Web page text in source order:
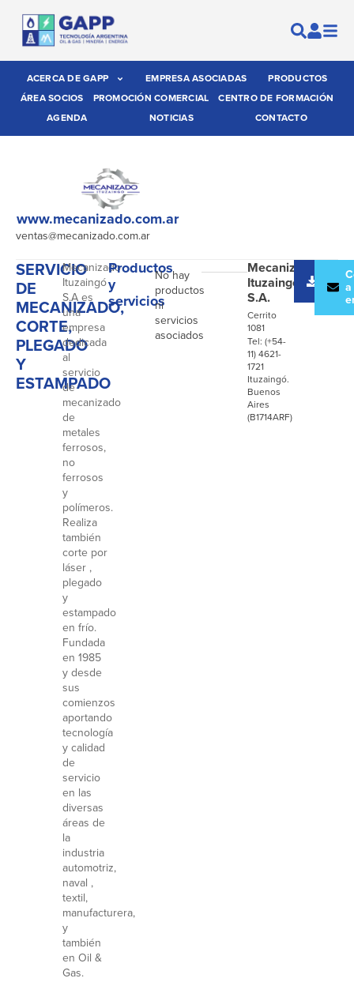
ACERCA DE GAPP EMPRESA ASOCIADAS
PRODUCTOS
ÁREA SOCIOS
PROMOCIÓN COMERCIAL
CENTRO DE FORMACIÓN
AGENDA
NOTICIAS CONTACTO
www.mecanizado.com.ar
ventas@mecanizado.com.ar
SERVICIO
DE
MECANIZADO,
CORTE,
PLEGADO
Y
ESTAMPADO
Mecanizado
Ituzaingó
S.A es
una
empresa
dedicada
al
servicio
de
mecanizado
de
metales
ferrosos,
no
ferrosos
y
polímeros.
Realiza
también
corte por
láser ,
plegado
y
estampado
en frío.
Fundada
en 1985
y desde
sus
comienzos
aportando
tecnología
y calidad
de
servicio
en las
diversas
áreas de
la
industria
automotriz,
naval ,
textil,
manufacturera,
y
también
en Oil &
Gas.
Productos
y
servicios
No hay
productos
ni
servicios
asociados
Mecanizado
Ituzaingó
S.A.
Cerrito
1081
Tel: (+54-
11) 4621-
1721
Ituzaingó.
Buenos
Aires
(B1714ARF)